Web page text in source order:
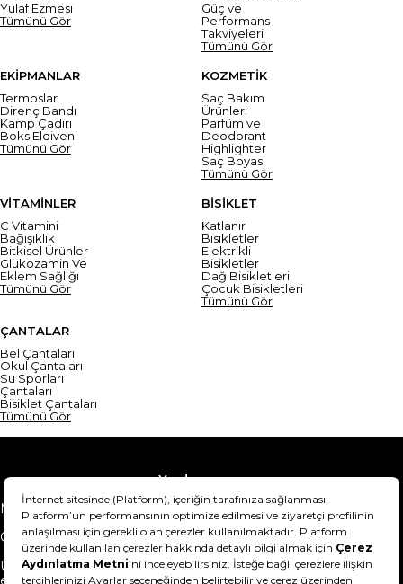
Yulaf Ezmesi
Tümünü Gör
Güç ve
Performans
Takviyeleri
Tümünü Gör
EKİPMANLAR
Termoslar
Direnç Bandı
Kamp Çadırı
Boks Eldiveni
Tümünü Gör
KOZMETİK
Saç Bakım
Ürünleri
Parfüm ve
Deodorant
Highlighter
Saç Boyası
Tümünü Gör
VİTAMİNLER
C Vitamini
Bağışıklık
Bitkisel Ürünler
Glukozamin Ve
Eklem Sağlığı
Tümünü Gör
BİSİKLET
Katlanır
Bisikletler
Elektrikli
Bisikletler
Dağ Bisikletleri
Çocuk Bisikletleri
Tümünü Gör
ÇANTALAR
Bel Çantaları
Okul Çantaları
Su Sporları
Çantaları
Bisiklet Çantaları
Tümünü Gör
Yardım
Mesafeli Satış Sözleşmesi
Teslimat Bilgisi
Gizlilik Sözleşmesi
Şartlar & Koşullar
Ürünümü nasıl iade
edebilirim?
Hakkımızda